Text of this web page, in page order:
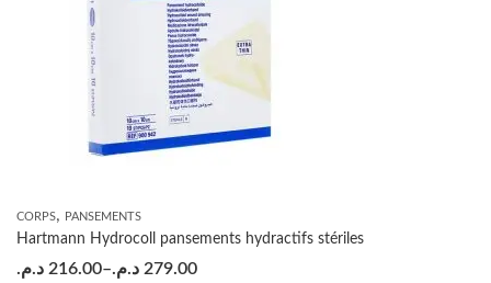
CORPS, PANSEMENTS
Hartmann Hydrocoll pansements hydractifs stériles
216.00 د.م. – 279.00 د.م.